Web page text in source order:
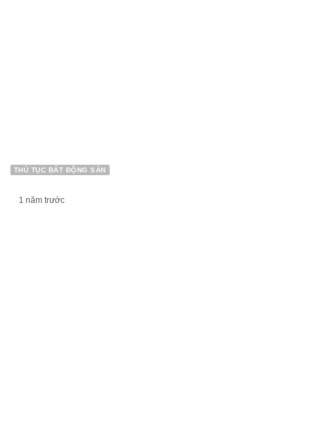
THỦ TỤC BẤT ĐỘNG SẢN
1 năm trước